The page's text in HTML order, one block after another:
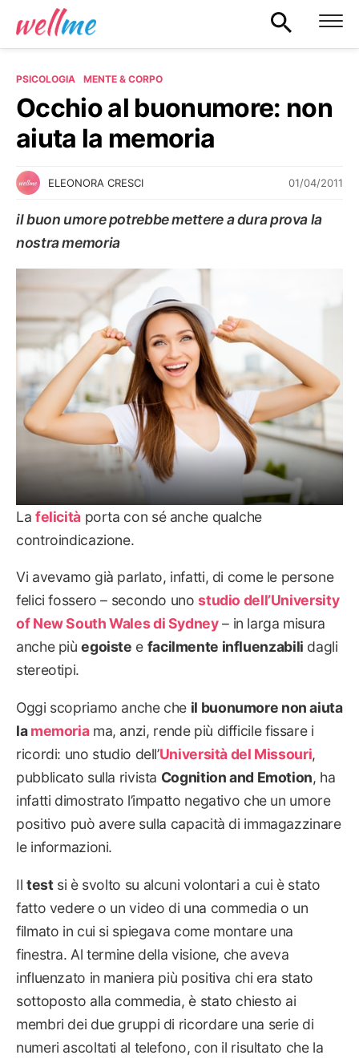
PSICOLOGIA MENTE & CORPO
Occhio al buonumore: non
aiuta la memoria
ELEONORA CRESCI 01/04/2011
il buon umore potrebbe mettere a dura prova la
nostra memoria
La felicitàporta con sé anche qualche
controindicazione.
Vi avevamo già parlato, infatti, di come le persone
felici fossero – secondo unostudio dell’University
of New South Wales di Sydney– in larga misura
anche piùegoiste e facilmente influenzabili dagli
stereotipi.
Oggi scopriamo anche che il buonumore non aiuta
lamemoriama, anzi, rende più difficile fissare i
ricordi: uno studio dell’Università del Missouri,
pubblicato sulla rivista Cognition and Emotion, ha
infatti dimostrato l’impatto negativo che un umore
positivo può avere sulla capacità di immagazzinare
le informazioni.
Il testsi è svolto su alcuni volontari a cui è stato
fatto vedere o un video di una commedia o un
filmato in cui si spiegava come montare una
finestra. Al termine della visione, che aveva
influenzato in maniera più positiva chi era stato
sottoposto alla commedia, è stato chiesto ai
membri dei due gruppi di ricordare una serie di
numeri ascoltati al telefono, con il risultato che la